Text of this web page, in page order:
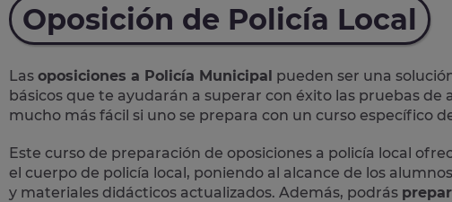
Oposición de Policía Local
Las oposiciones a Policía Municipal pueden ser una
básicos que te ayudarán a superar con éxito las pruebas de
mucho más fácil si uno se prepara con un curso específico
Este curso de preparación de oposiciones a policía local
el cuerpo de policía local, poniendo al alcance de los
y materiales didácticos actualizados. Además, podrás